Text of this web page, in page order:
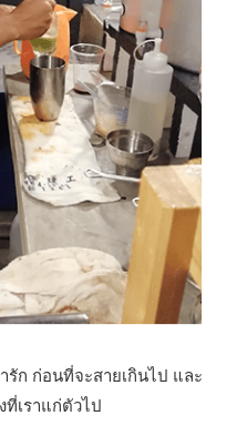
รัก ก่อนที่จะสายเกินไป และ
ที่เราแก่ตัวไป